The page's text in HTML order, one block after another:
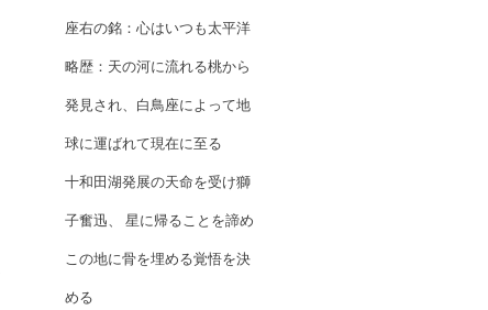
座右の銘：心はいつも太平洋
略歴：天の河に流れる桃から
発見され、白鳥座によって地
球に運ばれて現在に至る
十和田湖発展の天命を受け獅
子奮迅、 星に帰ることを諦め
この地に骨を埋める覚悟を決
める